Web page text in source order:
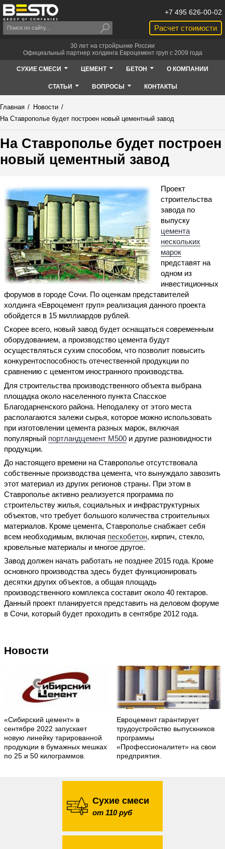
Расчет стоимости
+7 495 626-00-02
30 лет на стройрынке России
Официальный партнер холдинга Евроцемент груп с 2009 года
СУХИЕ СМЕСИ ЦЕМЕНТ БЕТОН О КОМПАНИИ
СТАТЬИ ВОПРОСЫ КОНТАКТЫ
Главная / Новости /
На Ставрополье будет построен новый цементный завод
На Ставрополье будет построен
новый цементный завод
Проект
строительства
завода по
выпуску
цемента
нескольких
марок
представят на
одном из
инвестиционных
форумов в городе Сочи. По оценкам представителей
холдинга «Евроцемент груп» реализация данного проекта
обойдется в 15 миллиардов рублей.
Скорее всего, новый завод будет оснащаться современным
оборудованием, а производство цемента будут
осуществляться сухим способом, что позволит повысить
конкурентоспособность отечественной продукции по
сравнению с цементом иностранного производства.
Для строительства производственного объекта выбрана
площадка около населенного пункта Спасское
Благодарненского района. Неподалеку от этого места
располагаются залежи сырья, которое можно использовать
при изготовлении цемента разных марок, включая
популярный портландцемент М500 и другие разновидности
продукции.
До настоящего времени на Ставрополье отсутствовала
собственные производства цемента, что вынуждало завозить
этот материал из других регионов страны. При этом в
Ставрополье активно реализуется программа по
строительству жилья, социальных и инфраструктурных
объектов, что требует большого количества строительных
материалов. Кроме цемента, Ставрополье снабжает себя
всем необходимым, включая пескобетон, кирпич, стекло,
кровельные материалы и многое другое.
Завод должен начать работать не позднее 2015 года. Кроме
основного производства здесь будет функционировать
десятки других объектов, а общая площадь
производственного комплекса составит около 40 гектаров.
Данный проект планируется представить на деловом форуме
в Сочи, который будет проходить в сентябре 2012 года.
Новости
«Сибирский цемент» в
сентябре 2022 запускает
новую линейку тарированной
продукции в бумажных мешках
по 25 и 50 килограммов.
Евроцемент гарантирует
трудоустройство выпускников
программы
«Профессионалитет» на свои
предприятия.
Сухие смеси
от 110 руб